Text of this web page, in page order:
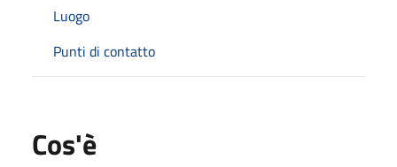
Luogo
Punti di contatto
Cos'è